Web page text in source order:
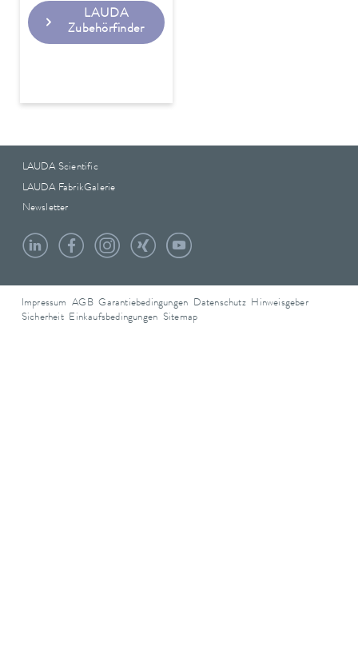
LAUDA
Zubehörfinder
LAUDA Scientific
LAUDA FabrikGalerie
Newsletter
Impressum AGB Garantiebedingungen Datenschutz Hinweisgeber
Sicherheit Einkaufsbedingungen Sitemap